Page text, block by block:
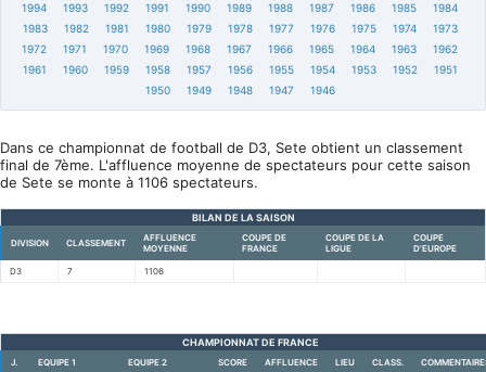
1994
1993 1992 1991 1990 1989 1988 1987 1986 1985
1984
1983
1982 1981 1980 1979 1978 1977 1976 1975 1974
1973
1972
1971 1970 1969 1968 1967 1966 1965 1964 1963
1962
1961
1960 1959 1958 1957 1956 1955 1954 1953 1952
1951
1950
1949 1948 1947 1946
Dans ce championnat de football de D3, Sete obtient un classement
final de 7ème. L'affluence moyenne de spectateurs pour cette saison
de Sete se monte à 1106 spectateurs.
BILAN DE LA SAISON
DIVISION CLASSEMENT
AFFLUENCE
MOYENNE
COUPE DE
FRANCE
COUPE DE LA
LIGUE
COUPE
D'EUROPE
D3 7 1106
CHAMPIONNAT DE FRANCE
J. EQUIPE 1 EQUIPE 2 SCORE AFFLUENCE LIEU CLASS.